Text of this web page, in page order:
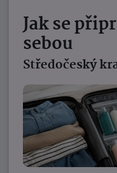
Jak se
sebou
Středočeský